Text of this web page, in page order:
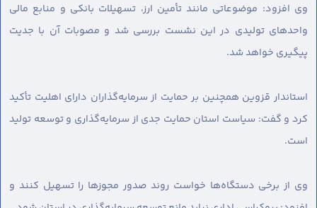
وی افزود: موضوعاتی مانند تأمین ارز، تسهیلات بانکی و منابع مالی
واحدهای تولیدی در این نشست بررسی شد و مصوبات آن با جدیت
پیگیری خواهد شد.
استاندار قزوین همچنین بر حمایت از سرمایه‌گذاران دارای اهلیت تأکید
کرد و گفت: سیاست استان حمایت جدی از سرمایه‌گذاری و توسعه تولید
است.
وی از برخی دستگاه‌ها خواست روند صدور مجوزها را تسهیل کنند و